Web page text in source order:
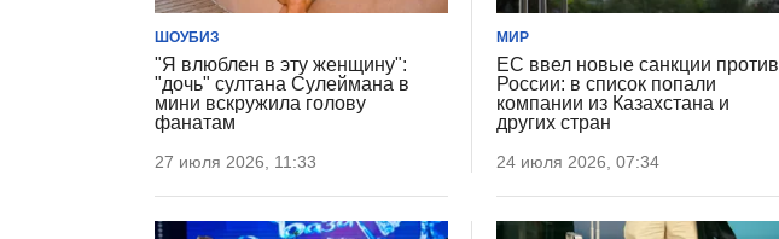
ШОУБИЗ
"Я влюблен в эту женщину":
"дочь" султана Сулеймана в
мини вскружила голову
фанатам
27 июля 2026, 11:33
МИР
ЕС ввел новые санкции против
России: в список попали
компании из Казахстана и
других стран
24 июля 2026, 07:34